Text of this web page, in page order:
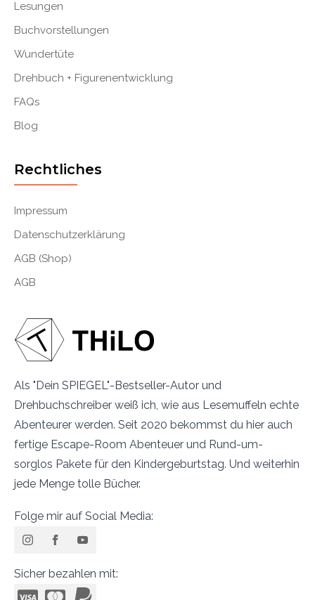
Als "Dein SPIEGEL"-Bestseller-Autor und
Drehbuchschreiber weiß ich, wie aus Lesemuffeln echte
Abenteurer werden. Seit 2020 bekommst du hier auch
fertige Escape-Room Abenteuer und Rund-um-
sorglos Pakete für den Kindergeburtstag. Und weiterhin
jede Menge tolle Bücher.
Folge mir auf Social Media:
Sicher bezahlen mit:
Lesungen
Buchvorstellungen
Wundertüte
Drehbuch + Figurenentwicklung
FAQs
Blog
Rechtliches
Impressum
Datenschutzerklärung
AGB (Shop)
AGB